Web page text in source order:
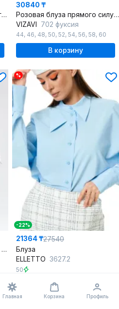
Черная блуза с рюшей и нагрудными выточками
30840 ₸
Розовая блуза прямого силуэта с рюшей и вырезом
VIZAVI 702 фуксия
44, 46, 48, 50, 52, 54, 56, 58, 60
В корзину
Деловая свободная блузка из искусственного шелка с атласным блеском
%
-22%
21364 ₸27540
Блуза
ELLETTO 3627.2
50
В корзину
Главная Корзина Профиль